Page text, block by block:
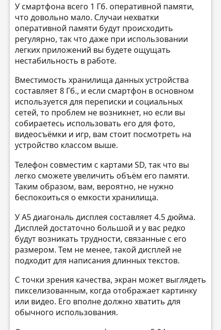
У смартфона всего 1 Гб. оперативной памяти,
что довольно мало. Случаи нехватки
оперативной памяти будут происходить
регулярно, так что даже при использовании
легких приложений вы будете ощущать
нестабильность в работе.
Вместимость хранилища данных устройства
составляет 8 Гб., и если смартфон в основном
используется для переписки и социальных
сетей, то проблем не возникнет, но если вы
собираетесь использовать его для фото,
видеосъёмки и игр, вам стоит посмотреть на
устройство классом выше.
Телефон совместим с картами SD, так что вы
легко сможете увеличить объём его памяти.
Таким образом, вам, вероятно, не нужно
беспокоиться о емкости хранилища.
У A5 диагональ дисплея составляет 4.5 дюйма.
Дисплей достаточно большой и у вас редко
будут возникать трудности, связанные с его
размером. Тем не менее, такой дисплей не
подходит для написания длинных текстов.
С точки зрения качества, экран может выглядеть
пикселизованным, когда отображает картинку
или видео. Его вполне должно хватить для
обычного использования.